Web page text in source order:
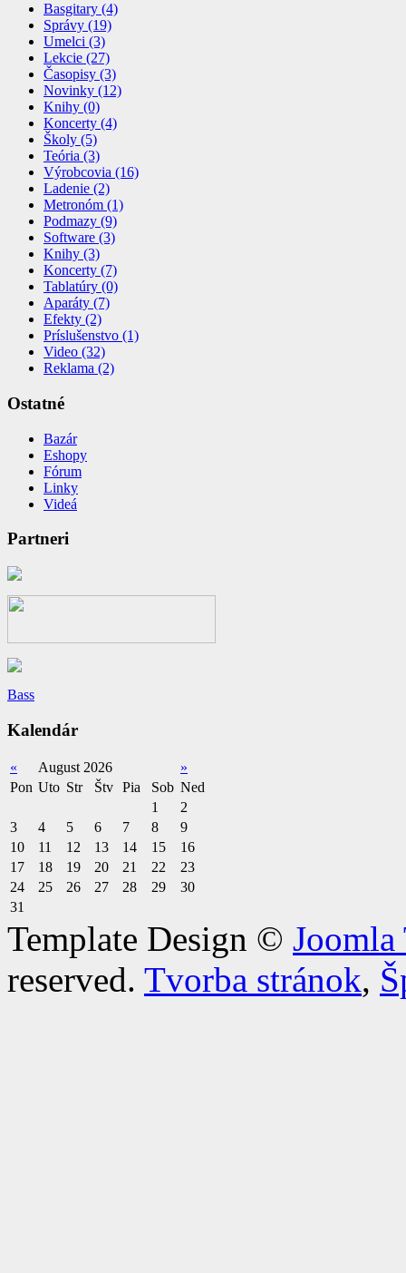
Basgitary (4)
Správy (19)
Umelci (3)
Lekcie (27)
Časopisy (3)
Novinky (12)
Knihy (0)
Koncerty (4)
Školy (5)
Teória (3)
Výrobcovia (16)
Ladenie (2)
Metronóm (1)
Podmazy (9)
Software (3)
Knihy (3)
Koncerty (7)
Tablatúry (0)
Aparáty (7)
Efekty (2)
Príslušenstvo (1)
Video (32)
Reklama (2)
Ostatné
Bazár
Eshopy
Fórum
Linky
Videá
Partneri
Bass
Kalendár
« August 2026
»
Pon Uto Str Štv Pia Sob Ned
1
2
3
4 5 6 7 8
9
10
11 12 13 14 15
16
17
18 19 20 21 22
23
24
25 26 27 28 29
30
31
Template Design © Joomla
reserved. Tvorba stránok,